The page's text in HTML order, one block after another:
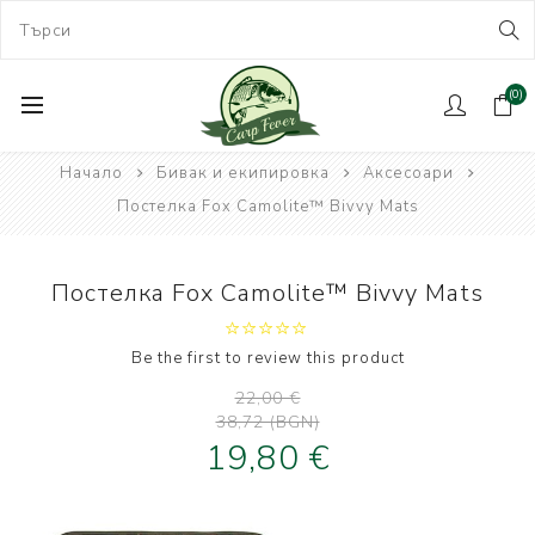
(0)
Начало Бивак и екипировка
Аксесоари
Постелка Fox Camolite™ Bivvy Mats
Постелка Fox Camolite™ Bivvy Mats
Be the first to review this product
22,00 €
38,72 (BGN)
19,80 €